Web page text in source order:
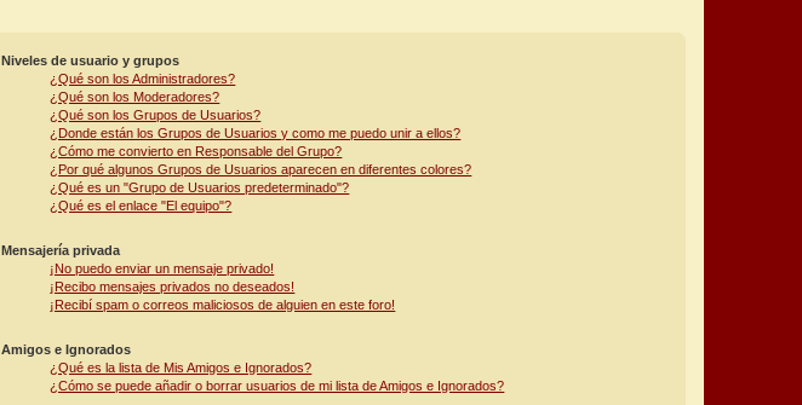
Niveles de usuario y grupos
¿Qué son los Administradores?
¿Qué son los Moderadores?
¿Qué son los Grupos de Usuarios?
¿Donde están los Grupos de Usuarios y como me puedo unir a ellos?
¿Cómo me convierto en Responsable del Grupo?
¿Por qué algunos Grupos de Usuarios aparecen en diferentes colores?
¿Qué es un "Grupo de Usuarios predeterminado"?
¿Qué es el enlace "El equipo"?
Mensajería privada
¡No puedo enviar un mensaje privado!
¡Recibo mensajes privados no deseados!
¡Recibí spam o correos maliciosos de alguien en este foro!
Amigos e Ignorados
¿Qué es la lista de Mis Amigos e Ignorados?
¿Cómo se puede añadir o borrar usuarios de mi lista de Amigos e Ignorados?